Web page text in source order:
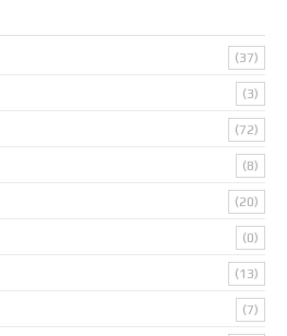
(37)
(3)
(72)
(8)
(20)
(0)
(13)
(7)